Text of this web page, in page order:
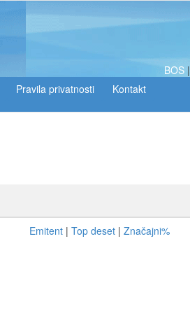
BOS |
Emitent | Top deset | Značajni%